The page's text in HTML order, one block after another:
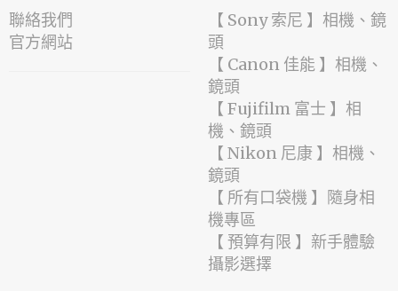
聯絡我們
官方網站
【 Sony 索尼 】相機、鏡
頭
【 Canon 佳能 】相機、
鏡頭
【 Fujifilm 富士 】相
機、鏡頭
【 Nikon 尼康 】相機、
鏡頭
【 所有口袋機 】隨身相
機專區
【 預算有限 】新手體驗
攝影選擇